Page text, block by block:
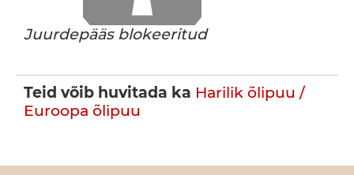
Juurdepääs blokeeritud
Teid võib huvitada ka Harilik õlipuu /
Euroopa õlipuu